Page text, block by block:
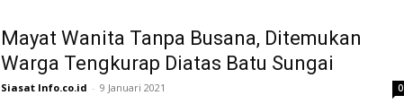
Mayat Wanita Tanpa Busana, Ditemukan
Warga Tengkurap Diatas Batu Sungai
Siasat Info.co.id - 9 Januari 2021 0